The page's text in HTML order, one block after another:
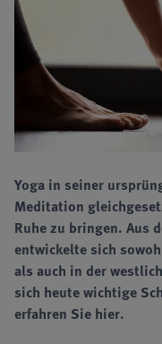
Yoga in seiner
Meditation
Ruhe zu bringen. Aus
entwickelte sich
als auch in der
sich heute wichtige
erfahren Sie hier.